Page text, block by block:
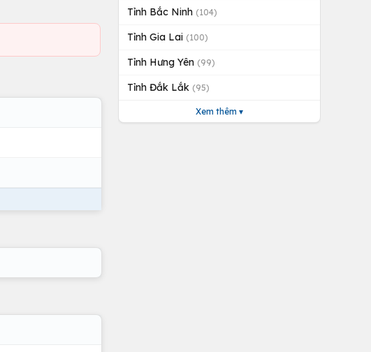
Tỉnh Bắc Ninh (104)
Tỉnh Gia Lai (100)
Tỉnh Hưng Yên (99)
Tỉnh Đắk Lắk (95)
Xem thêm ▾